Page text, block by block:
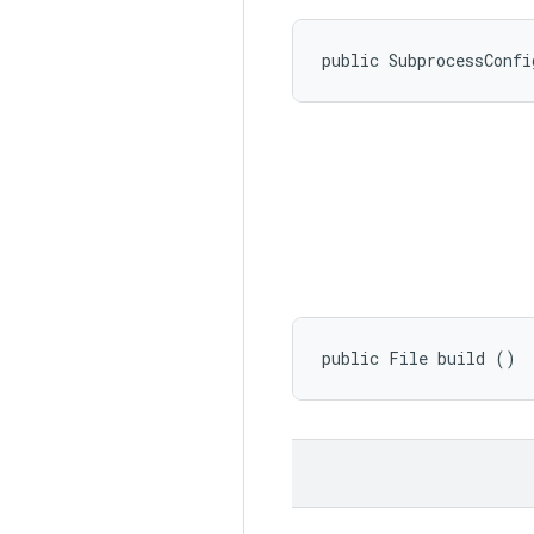
public
public File build ()